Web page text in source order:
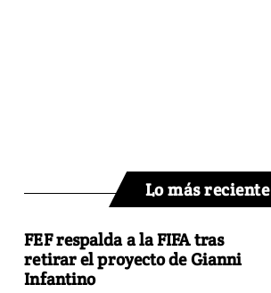
Lo más reciente
FEF respalda a la FIFA tras
retirar el proyecto de Gianni
Infantino